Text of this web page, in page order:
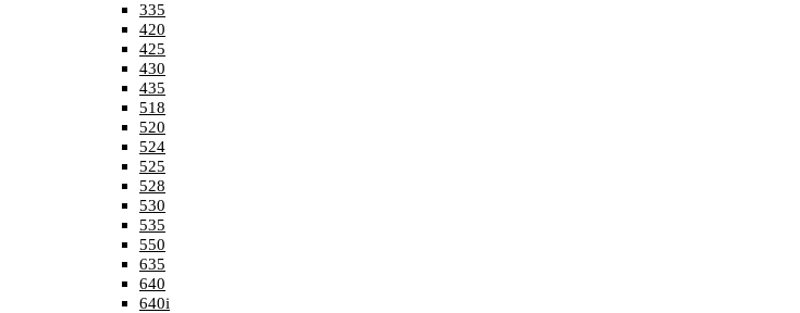
335
420
425
430
435
518
520
524
525
528
530
535
550
635
640
640i